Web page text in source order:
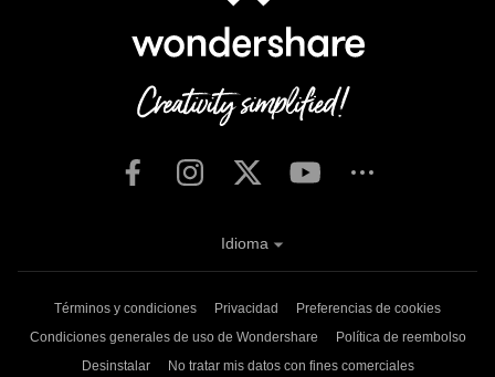
Términos y condiciones Privacidad
Preferencias de cookies
Condiciones generales de uso de Wondershare
Política de reembolso
Desinstalar
No tratar mis datos con fines comerciales
Idioma